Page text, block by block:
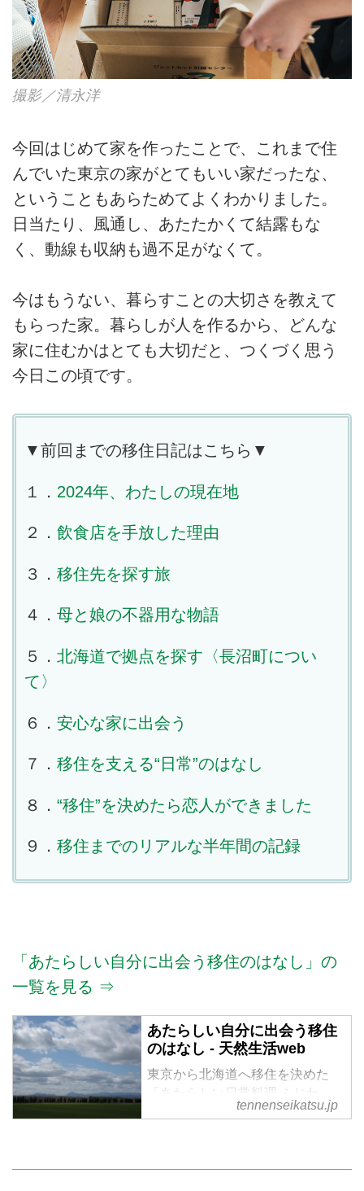
撮影／清永洋
今回はじめて家を作ったことで、これまで住
んでいた東京の家がとてもいい家だったな、
ということもあらためてよくわかりました。
日当たり、風通し、あたたかくて結露もな
く、動線も収納も過不足がなくて。
今はもうない、暮らすことの大切さを教えて
もらった家。暮らしが人を作るから、どんな
家に住むかはとても大切だと、つくづく思う
今日この頃です。
▼前回までの移住日記はこちら▼
１． 2024年、わたしの現在地
２． 飲食店を手放した理由
３． 移住先を探す旅
４． 母と娘の不器用な物語
５． 北海道で拠点を探す〈長沼町につい
て〉
６． 安心な家に出会う
７． 移住を支える“日常”のはなし
８． “移住”を決めたら恋人ができました
９． 移住までのリアルな半年間の記録
「あたらしい自分に出会う移住のはなし」の
一覧を見る ⇒
あたらしい自分に出会う移住
のはなし - 天然生活web
東京から北海道へ移住を決めた
「あたらしい日常料理 ふじわ
ら」の藤原奈緒さん。今ある肩書
あたらしい自分に出逢っていく冒
tennenseikatsu.jp